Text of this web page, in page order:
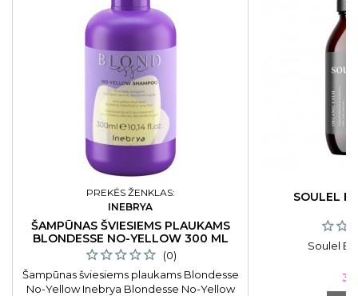
PREKĖS ŽENKLAS:
INEBRYA
ŠAMPŪNAS ŠVIESIEMS PLAUKAMS
BLONDESSE NO-YELLOW 300 ML
(0)
Šampūnas šviesiems plaukams Blondesse
No-Yellow Inebrya Blondesse No-Yellow
SOULEL
Soulel